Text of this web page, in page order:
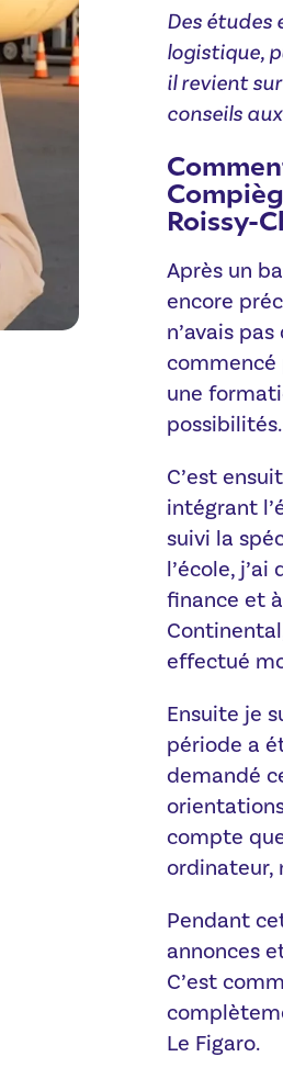
Des études
logistique,
il revient
conseils
Roissy-
Après un
encore
n’avais
commencé
une
possibilités.
C’est
intégrant
suivi la
l’école,
finance et
effectué
Ensuite je
période a
demandé
compte
ordinateur,
Pendant
annonces
C’est
Le Figaro.